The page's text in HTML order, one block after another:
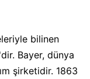
bilinen
Bayer, dünya
şirketidir. 1863